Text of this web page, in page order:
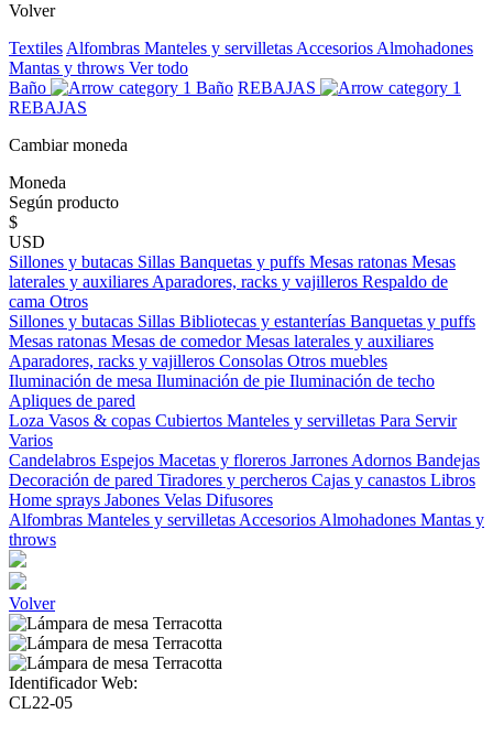
Volver
Textiles Alfombras Manteles y servilletas Accesorios Almohadones
Mantas y throws Ver todo
Baño
Baño REBAJAS
REBAJAS
Cambiar moneda
Moneda
Según producto
$
USD
Sillones y butacas Sillas Banquetas y puffs Mesas ratonas Mesas
laterales y auxiliares Aparadores, racks y vajilleros Respaldo de
cama Otros
Sillones y butacas Sillas Bibliotecas y estanterías Banquetas y puffs
Mesas ratonas Mesas de comedorMesas laterales y auxiliares
Aparadores, racks y vajilleros Consolas Otros muebles
Iluminación de mesa Iluminación de pie Iluminación de techo
Apliques de pared
Loza Vasos & copas Cubiertos Manteles y servilletas Para Servir
Varios
Candelabros Espejos Macetas y floreros Jarrones Adornos Bandejas
Decoración de pared Tiradores y percheros Cajas y canastos Libros
Home sprays Jabones Velas Difusores
Alfombras Manteles y servilletas Accesorios Almohadones Mantas y
throws
Volver
Identificador Web:
CL22-05